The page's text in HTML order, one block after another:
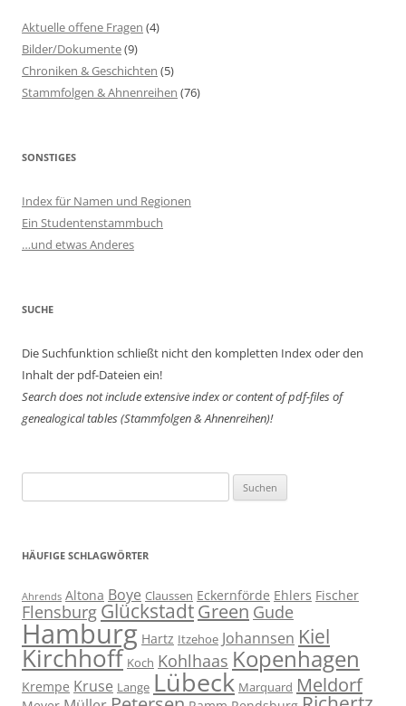
Aktuelle offene Fragen (4)
Bilder/Dokumente(9)
Chroniken & Geschichten (5)
Stammfolgen & Ahnenreihen (76)
SONSTIGES
Index für Namen und Regionen
Ein Studentenstammbuch
…und etwas Anderes
SUCHE
Die Suchfunktion schließt nicht den kompletten Index oder den
Inhalt der pdf-Dateien ein!
Search does not include extensive index or content ofpdf-files of
genealogical tables (Stammfolgen & Ahnenreihen)!
nach:
HÄUFIGE SCHLAGWÖRTER
Ahrends Altona Boye Claussen Eckernförde Ehlers Fischer
Flensburg GlückstadtGreen Gude
Hamburg Hartz Itzehoe Johannsen Kiel
Kirchhoff Koch Kohlhaas Kopenhagen
Krempe Kruse Lange Lübeck Marquard Meldorf